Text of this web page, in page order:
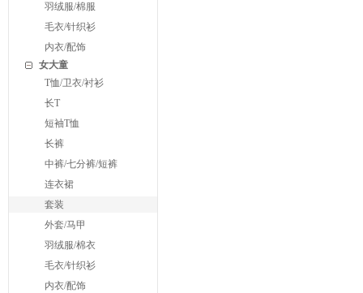
羽绒服/棉服
毛衣/针织衫
内衣/配饰
女大童
T恤/卫衣/衬衫
长T
短袖T恤
长裤
中裤/七分裤/短裤
连衣裙
套装
外套/马甲
羽绒服/棉衣
毛衣/针织衫
内衣/配饰